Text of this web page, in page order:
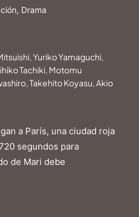
Drama
Yuriko Yamaguchi,
Tachiki, Motomu
Takehito Koyasu, Akio
a París, una ciudad roja
segundos para
de Mari debe